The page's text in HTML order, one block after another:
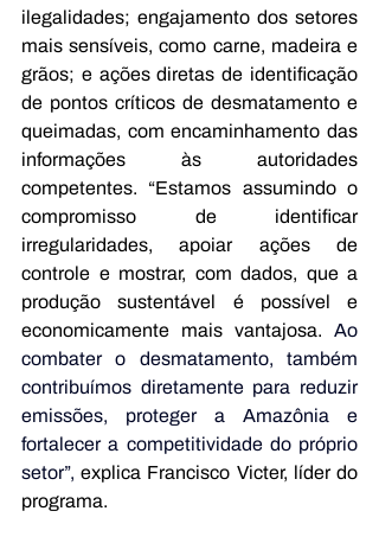
ilegalidades; engajamento dos setores
mais sensíveis, como carne, madeira e
grãos; e ações diretas de identificação
de pontos críticos de desmatamento e
queimadas, com encaminhamento das
informações às autoridades
competentes. “Estamos assumindo o
compromisso de identificar
irregularidades, apoiar ações de
controle e mostrar, com dados, que a
produção sustentável é possível e
economicamente mais vantajosa. Ao
combater o desmatamento, também
contribuímos diretamente para reduzir
emissões, proteger a Amazônia e
fortalecer a competitividade do próprio
setor”, explica Francisco Victer, líder do
programa.